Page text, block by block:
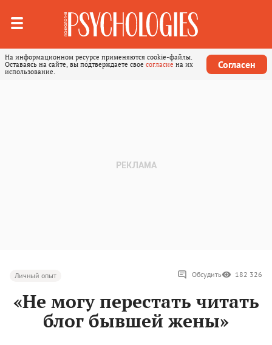
На информационном ресурсе применяются cookie-файлы.
Оставаясь на сайте, вы подтверждаете свое согласие на их
использование.
Согласен
Личный опыт Обсудить 182 326
«Не могу перестать читать
блог бывшей жены»